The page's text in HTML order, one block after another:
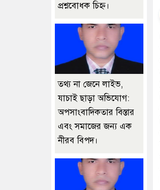
প্রশ্নবোধক চিহ্ন।
তথ্য না জেনে লাইভ,
যাচাই ছাড়া অভিযোগ:
অপসাংবাদিকতার বিস্তার
এবং সমাজের জন্য এক
নীরব বিপদ।